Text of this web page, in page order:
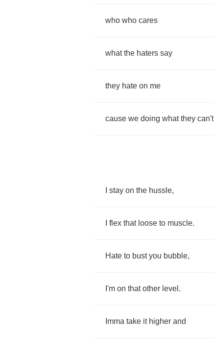
who who cares
what the haters say
they hate on me
cause we doing what they can't
stay on the hussle,
flex that loose to muscle.
Hate to bust you bubble,
I'm on that other level .
Imma take it higher and